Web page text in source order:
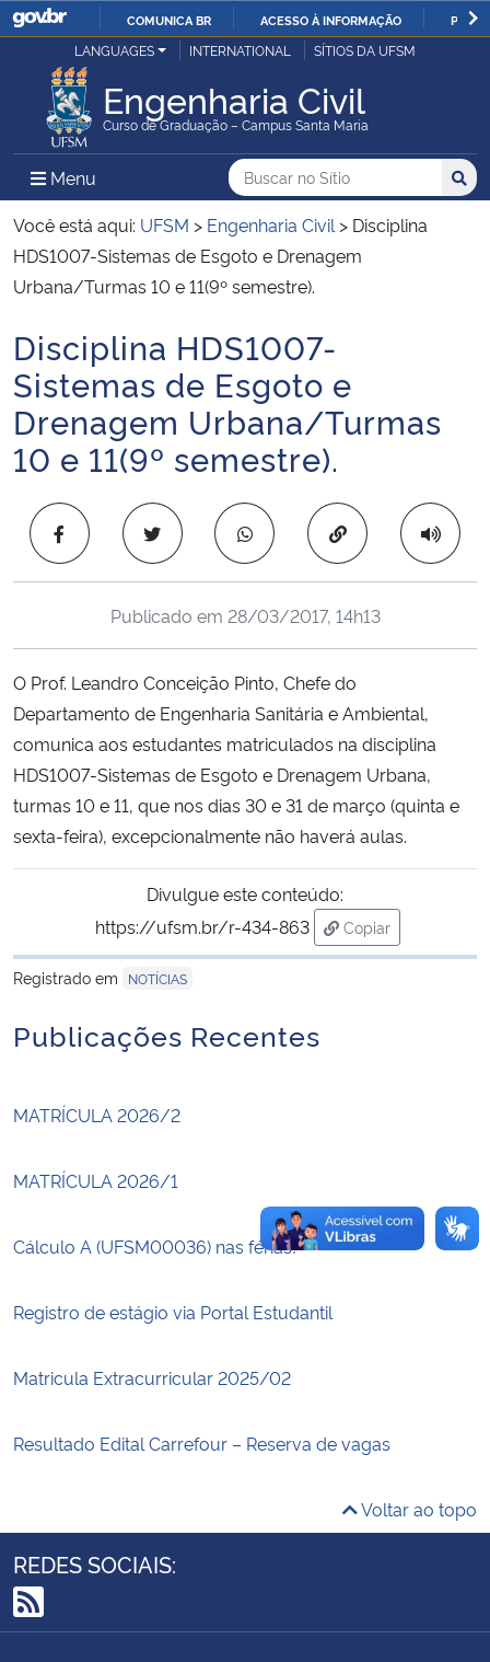
IR
O
COMUNICA BR ACESSO À INFORMAÇÃO
Ministério da Justiça e Segurança Pública
Ministério da Defesa
Ministério das Relações Exteriores
Ministério da Economia
Ministério da Infraestrutura
Ministério da Agricultura, Pecuária e Abastecimento
Ministério da Educação
Ministério da Cidadania
Ministério da Saúde
Ministério de Minas e Energia
Ministério da Ciência, Tecnologia, Inovações e Comunicações
Ministério do Meio Ambiente
Ministério do Turismo
Ministério da Mulher, da Família e dos Direitos Humanos
Secretaria-Geral
Planalto
LANGUAGES INTERNATIONAL SÍTIOS DA UFSM
Engenharia Civil
Curso de Graduação – Campus Santa Maria
Menu Menu Principal do Sítio
Busca
Buscar no no Sítio
Busca:
Você está aqui: UFSM > Engenharia Civil > Disciplina
HDS1007-Sistemas de Esgoto e Drenagem
Urbana/Turmas 10 e 11(9º semestre).
Início do conteúdo
Disciplina HDS1007-
Sistemas de Esgoto e
Drenagem Urbana/Turmas
10 e 11(9º semestre).
Copiar para área
Publicado em 28/03/2017, 14h13
O Prof. Leandro Conceição Pinto, Chefe do
Departamento de Engenharia Sanitária e Ambiental,
comunica aos estudantes matriculados na disciplina
HDS1007-Sistemas de Esgoto e Drenagem Urbana,
turmas 10 e 11, que nos dias 30 e 31 de março (quinta e
sexta-feira), excepcionalmente não haverá aulas.
Divulgue este conteúdo:
https://ufsm.br/r-434-863
Copiar
para área de
Registrado em
NOTÍCIAS
Publicações Recentes
MATRÍCULA 2026/2
MATRÍCULA 2026/1
Cálculo A (UFSM00036) nas férias!
Registro de estágio via Portal Estudantil
Matricula Extracurricular 2025/02
Resultado Edital Carrefour – Reserva de vagas
Voltar ao topo
REDES SOCIAIS:
RSS